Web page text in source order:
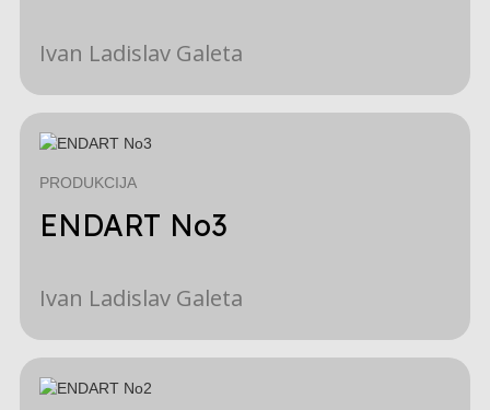
Ivan Ladislav Galeta
PRODUKCIJA
ENDART No3
Ivan Ladislav Galeta